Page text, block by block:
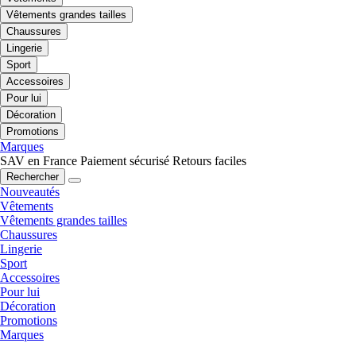
Vêtements grandes tailles
Chaussures
Lingerie
Sport
Accessoires
Pour lui
Décoration
Promotions
Marques
SAV en France Paiement sécurisé Retours faciles
Rechercher
Nouveautés
Vêtements
Vêtements grandes tailles
Chaussures
Lingerie
Sport
Accessoires
Pour lui
Décoration
Promotions
Marques